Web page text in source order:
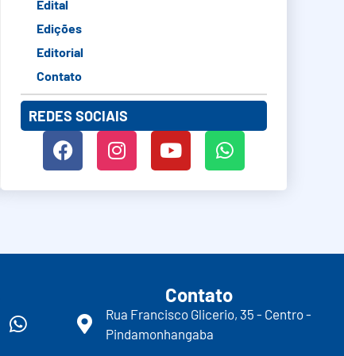
Edital
Edições
Editorial
Contato
REDES SOCIAIS
Contato
Rua Francisco Glicerio, 35 - Centro -
Pindamonhangaba